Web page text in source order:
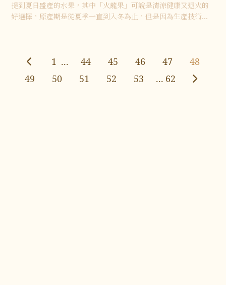
提到夏日盛產的水果，其中「火龍果」可說是清涼健康又退火的
好選擇，原產期是從夏季一直到入冬為止，但是因為生產技術提
1 ... 44 45 46 47
48
49
50 51 52 53 ... 62